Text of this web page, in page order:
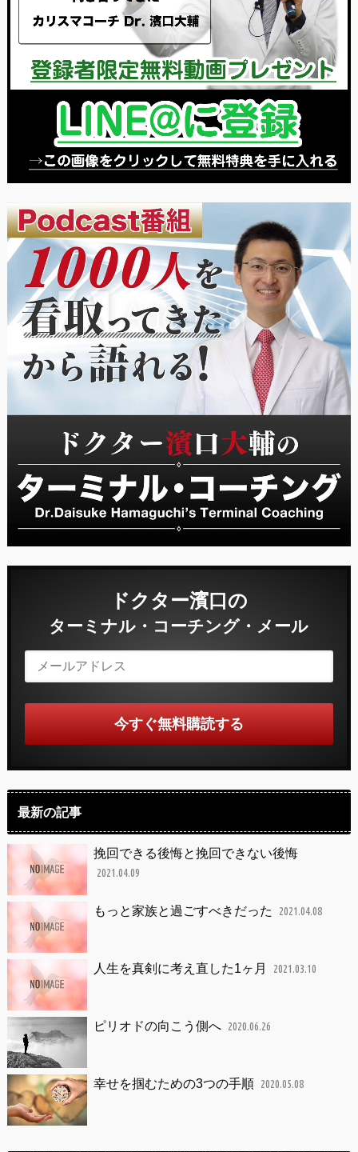
ドクター濱口の
ターミナル・コーチング・メール
最新の記事
挽回できる後悔と挽回できない後悔
2021.04.09
もっと家族と過ごすべきだった 2021.04.08
人生を真剣に考え直した1ヶ月 2021.03.10
ピリオドの向こう側へ 2020.06.26
幸せを掴むための3つの手順 2020.05.08